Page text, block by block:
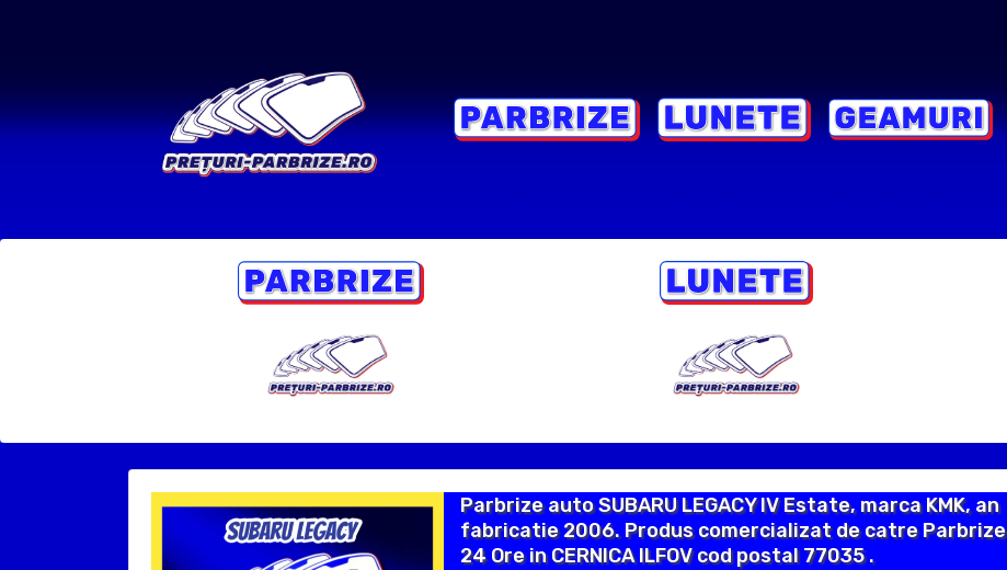
Parbrize auto SUBARU LEGACY IV Estate, marca KMK, an
fabricatie 2006. Produs comercializat de catre Parbrize
24 Ore in CERNICA ILFOV cod postal 77035 .